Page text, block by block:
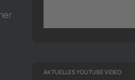
AKTUELLES YOUTUBE VIDEO